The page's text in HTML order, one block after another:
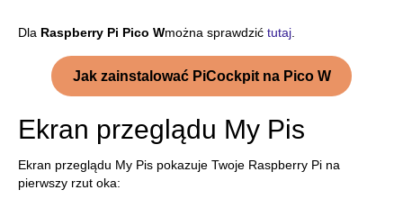
Dla Raspberry Pi Pico Wmożna sprawdzić tutaj.
Jak zainstalować PiCockpit na Pico W
Ekran przeglądu My Pis
Ekran przeglądu My Pis pokazuje Twoje Raspberry Pi na
pierwszy rzut oka: